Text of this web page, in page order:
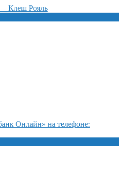
— Клеш Рояль
Онлайн» на телефоне: